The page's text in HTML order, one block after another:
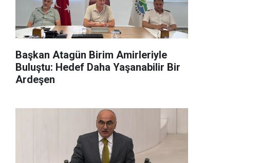
Başkan Atagün Birim Amirleriyle
Buluştu: Hedef Daha Yaşanabilir Bir
Ardeşen